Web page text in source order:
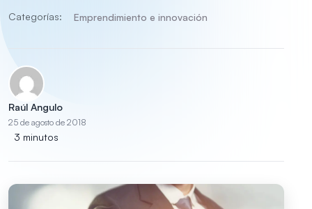
Categorías: Emprendimiento e innovación
Raúl Angulo
25 de agosto de 2018
3 minutos